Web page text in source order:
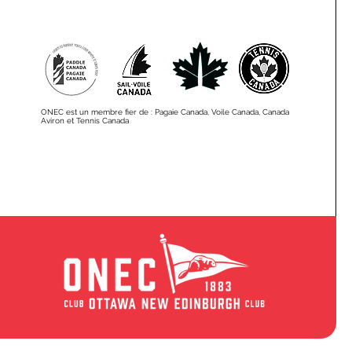
ONEC est un membre fier de : Pagaie Canada, Voile Canada, Canada
Aviron et Tennis Canada